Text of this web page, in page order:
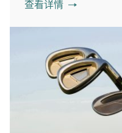
查看详情